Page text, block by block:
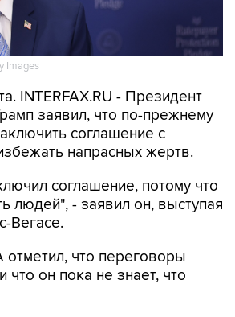
Images
INTERFAX.RU - Президент
заявил, что по-прежнему
соглашение с
напрасных жертв.
соглашение, потому что
людей", - заявил он, выступая
Вегасе.
что переговоры
что он пока не знает, что